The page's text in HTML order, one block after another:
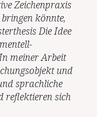
Zeichenpraxis
könnte,
Die Idee
meiner Arbeit
und
sprachliche
reflektieren sich